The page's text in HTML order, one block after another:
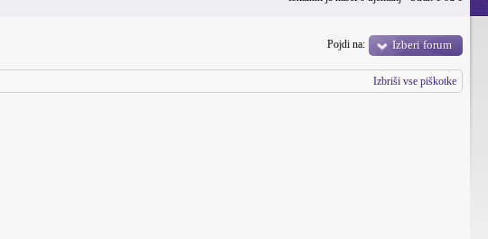
Pojdi na:
Izberi forum
Izbriši vse piškotke